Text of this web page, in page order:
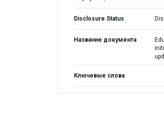
Disclosure Status
Название документа
Ключевые слова